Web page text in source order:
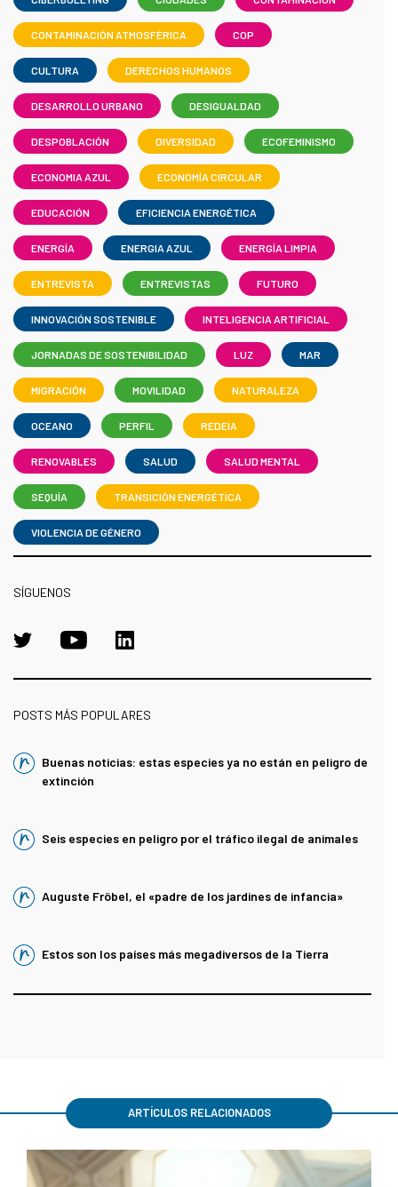
CONTAMINACIÓN ATMOSFÉRICA COP
CULTURA DERECHOS HUMANOS
DESARROLLO URBANO DESIGUALDAD
DESPOBLACIÓN DIVERSIDAD ECOFEMINISMO
ECONOMIA AZUL ECONOMÍA CIRCULAR
EDUCACIÓN EFICIENCIA ENERGÉTICA
ENERGÍA ENERGIA AZUL ENERGÍA LIMPIA
ENTREVISTA ENTREVISTAS FUTURO
INNOVACIÓN SOSTENIBLE INTELIGENCIA ARTIFICIAL
JORNADAS DE SOSTENIBILIDAD LUZ MAR
MIGRACIÓN MOVILIDAD NATURALEZA
OCEANO PERFIL REDEIA
RENOVABLES SALUD SALUD MENTAL
SEQUÍA TRANSICIÓN ENERGÉTICA
VIOLENCIA DE GÉNERO
SÍGUENOS
POSTS MÁS POPULARES
Buenas noticias: estas especies ya no están en peligro de
extinción
Seis especies en peligro por el tráfico ilegal de animales
Auguste Fröbel, el «padre de los jardines de infancia»
Estos son los países más megadiversos de la Tierra
ARTÍCULOS RELACIONADOS